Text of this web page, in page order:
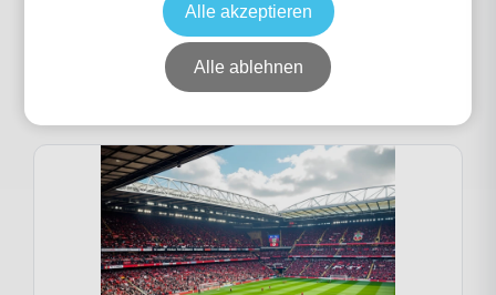
Ticket(s) + Hotel
375,00
Individuelle Anfrage
Alle akzeptieren
Alle ablehnen